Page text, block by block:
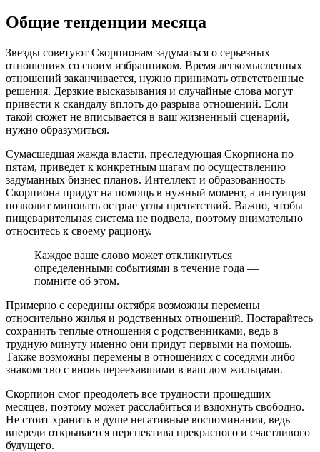
Общие тенденции месяца
Звезды советуют Скорпионам задуматься о серьезных
отношениях со своим избранником. Время легкомысленных
отношений заканчивается, нужно принимать ответственные
решения. Дерзкие высказывания и случайные слова могут
привести к скандалу вплоть до разрыва отношений. Если
такой сюжет не вписывается в ваш жизненный сценарий,
нужно образумиться.
Сумасшедшая жажда власти, преследующая Скорпиона по
пятам, приведет к конкретным шагам по осуществлению
задуманных бизнес планов. Интеллект и образованность
Скорпиона придут на помощь в нужный момент, а интуиция
позволит миновать острые углы препятствий. Важно, чтобы
пищеварительная система не подвела, поэтому внимательно
относитесь к своему рациону.
Каждое ваше слово может откликнуться
определенными событиями в течение года —
помните об этом.
Примерно с середины октября возможны перемены
относительно жилья и родственных отношений. Постарайтесь
сохранить теплые отношения с родственниками, ведь в
трудную минуту именно они придут первыми на помощь.
Также возможны перемены в отношениях с соседями либо
знакомство с вновь переехавшими в ваш дом жильцами.
Скорпион смог преодолеть все трудности прошедших
месяцев, поэтому может расслабиться и вздохнуть свободно.
Не стоит хранить в душе негативные воспоминания, ведь
впереди открывается перспектива прекрасного и счастливого
будущего.